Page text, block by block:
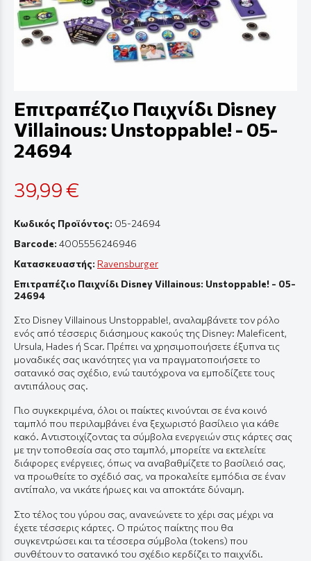
Επιτραπέζιο Παιχνίδι Disney
Villainous: Unstoppable! - 05-
24694
39,99 €
Κωδικός Προϊόντος: 05-24694
Barcode: 4005556246946
Κατασκευαστής: Ravensburger
Επιτραπέζιο Παιχνίδι Disney Villainous: Unstoppable! - 05-
24694
Στο Disney Villainous Unstoppable!, αναλαμβάνετε τον ρόλο
ενός από τέσσερις διάσημους κακούς της Disney: Maleficent,
Ursula, Hades ή Scar. Πρέπει να χρησιμοποιήσετε έξυπνα τις
μοναδικές σας ικανότητες για να πραγματοποιήσετε το
σατανικό σας σχέδιο, ενώ ταυτόχρονα να εμποδίζετε τους
αντιπάλους σας.
Πιο συγκεκριμένα, όλοι οι παίκτες κινούνται σε ένα κοινό
ταμπλό που περιλαμβάνει ένα ξεχωριστό βασίλειο για κάθε
κακό. Αντιστοιχίζοντας τα σύμβολα ενεργειών στις κάρτες σας
με την τοποθεσία σας στο ταμπλό, μπορείτε να εκτελείτε
διάφορες ενέργειες, όπως να αναβαθμίζετε το βασίλειό σας,
να προωθείτε το σχέδιό σας, να προκαλείτε εμπόδια σε έναν
αντίπαλο, να νικάτε ήρωες και να αποκτάτε δύναμη.
Στο τέλος του γύρου σας, ανανεώνετε το χέρι σας μέχρι να
έχετε τέσσερις κάρτες. Ο πρώτος παίκτης που θα
συγκεντρώσει και τα τέσσερα σύμβολα (tokens) που
συνθέτουν το σατανικό του σχέδιο κερδίζει το παιχνίδι.